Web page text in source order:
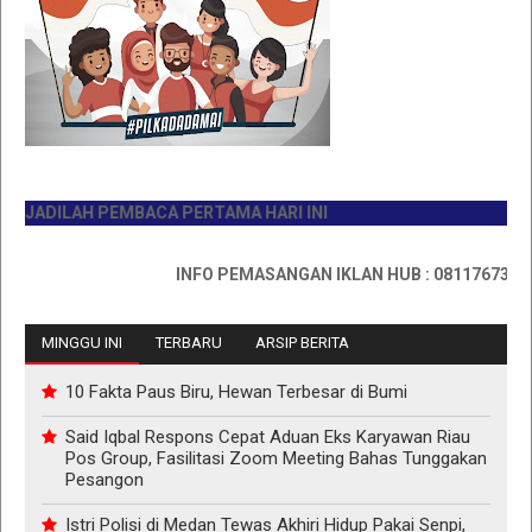
PEMBACA PERTAMA HARI INI
INFO PEMASANGAN IKLAN HUB : 0811767335
MINGGU INI TERBARU ARSIP BERITA
10 Fakta Paus Biru, Hewan Terbesar di Bumi
Said Iqbal Respons Cepat Aduan Eks Karyawan Riau
Pos Group, Fasilitasi Zoom Meeting Bahas Tunggakan
Pesangon
Istri Polisi di Medan Tewas Akhiri Hidup Pakai Senpi,